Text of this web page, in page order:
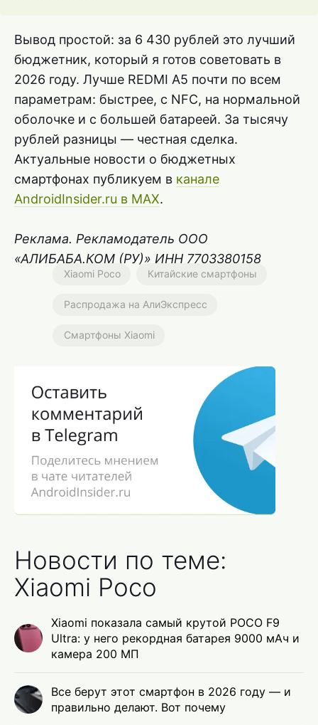
Вывод простой: за 6 430 рублей это лучший
бюджетник, который я готов советовать в
2026 году. Лучше REDMI A5 почти по всем
параметрам: быстрее, с NFC, на нормальной
оболочке и с большей батареей. За тысячу
рублей разницы — честная сделка.
Актуальные новости о бюджетных
смартфонах публикуем в канале
AndroidInsider.ru в MAX.
Реклама. Рекламодатель ООО
«АЛИБАБА.КОМ (РУ)» ИНН 7703380158
Xiaomi Poco Китайские смартфоны
Распродажа на АлиЭкспресс
Смартфоны Xiaomi
Новости по теме:
Xiaomi Poco
Xiaomi показала самый крутой POCO F9
Ultra: у него рекордная батарея 9000 мАч и
камера 200 МП
Все берут этот смартфон в 2026 году — и
правильно делают. Вот почему